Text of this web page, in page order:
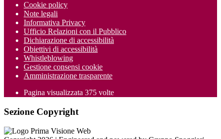
Cookie policy
Note legali
Informativa Privacy
Ufficio Relazioni con il Pubblico
Dichiarazione di accessibilità
Obiettivi di accessibilità
Whistleblowing
Gestione consensi cookie
Amministrazione trasparente
Pagina visualizzata 375 volte
Sezione Copyright